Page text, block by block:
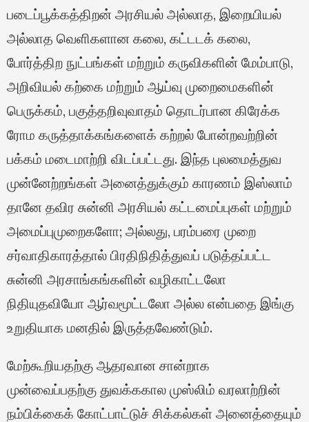
படைப்பூக்கத்திறன் அரசியல் அல்லாத, இறையியல்
அல்லாத வெளிகளான கலை, கட்டடக் கலை,
போர்த்திற நுட்பங்கள் மற்றும் கருவிகளின் மேம்பாடு,
அறிவியல் கற்கை மற்றும் ஆய்வு முறைமைகளின்
பெருக்கம், பகுத்தறிவுவாதம் தொடர்பான கிரேக்க
ரோம கருத்தாக்கங்களைக் கற்றல் போன்றவற்றின்
பக்கம் மடைமாற்றி விடப்பட்டது. இந்த புலமைத்துவ
முன்னேற்றங்கள் அனைத்துக்கும் காரணம் இஸ்லாம்
தானே தவிர சுன்னி அரசியல் கட்டமைப்புகள் மற்றும்
அமைப்புமுறைகளோ; அல்லது, பரம்பரை முறை
சர்வாதிகாரத்தால் பிரதிநிதித்துவப் படுத்தப்பட்ட
சுன்னி அரசாங்கங்களின் வழிகாட்டலோ
நிதியுதவியோ ஆர்வமூட்டலோ அல்ல என்பதை இங்கு
உறுதியாக மனதில் இருத்தவேண்டும்.
மேற்கூறியதற்கு ஆதரவான சான்றாக
முன்வைப்பதற்கு துவக்ககால முஸ்லிம் வரலாற்றின்
நம்பிக்கைக் கோட்பாட்டுச் சிக்கல்கள் அனைத்தையும்